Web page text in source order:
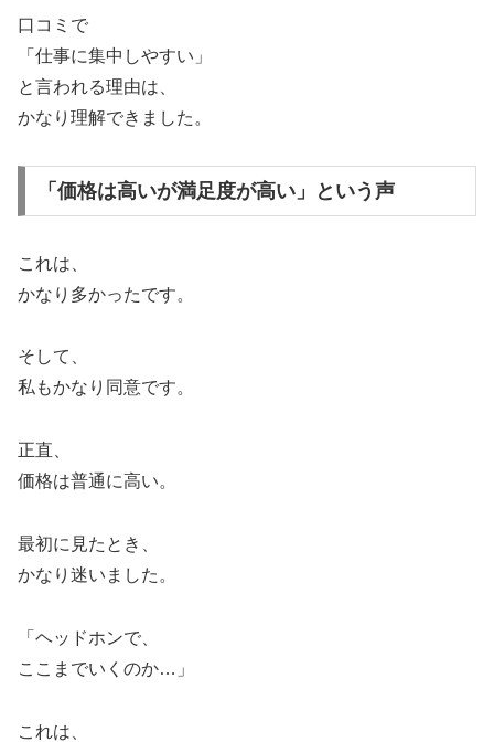
口コミで
「仕事に集中しやすい」
と言われる理由は、
かなり理解できました。
「価格は高いが満足度が高い」という声
これは、
かなり多かったです。
そして、
私もかなり同意です。
正直、
価格は普通に高い。
最初に見たとき、
かなり迷いました。
「ヘッドホンで、
ここまでいくのか…」
これは、